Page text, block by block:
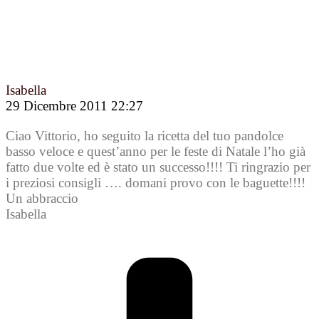
Isabella
29 Dicembre 2011 22:27
Ciao Vittorio, ho seguito la ricetta del tuo pandolce
basso veloce e quest’anno per le feste di Natale l’ho già
fatto due volte ed è stato un successo!!!! Ti ringrazio per
i preziosi consigli …. domani provo con le baguette!!!!
Un abbraccio
Isabella